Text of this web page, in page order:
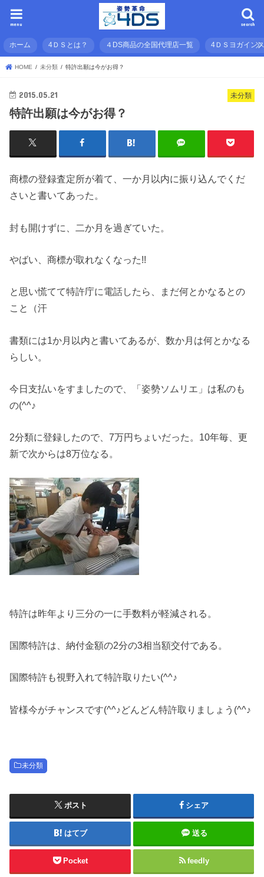
search
menu
ホーム 4ＤＳとは？ ４DS商品の全国代理店一覧 4ＤＳヨガイン
HOME 未分類 特許出願は今がお得？
未分類
2015.05.21
特許出願は今がお得？
商標の登録査定所が着て、一か月以内に振り込んでくだ
さいと書いてあった。
封も開けずに、二か月を過ぎていた。
やばい、商標が取れなくなった!!
と思い慌てて特許庁に電話したら、まだ何とかなるとの
こと（汗
書類には1か月以内と書いてあるが、数か月は何とかなる
らしい。
今日支払いをすましたので、「姿勢ソムリエ」は私のも
の(^^♪
2分類に登録したので、7万円ちょいだった。10年毎、更
新で次からは8万位なる。
特許は昨年より三分の一に手数料が軽減される。
国際特許は、納付金額の2分の3相当額交付である。
国際特許も視野入れて特許取りたい(^^♪
皆様今がチャンスです(^^♪どんどん特許取りましょう(^^♪
未分類
ポスト シェア
はてブ 送る
Pocket feedly